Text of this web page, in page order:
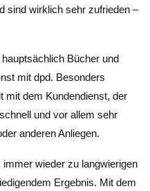
sind wirklich sehr zufrieden –
Bücher und
mit dpd. Besonders
mit dem Kundendienst, der
und vor allem sehr
anderen Anliegen.
wieder zu langwierigen
Ergebnis. Mit dem